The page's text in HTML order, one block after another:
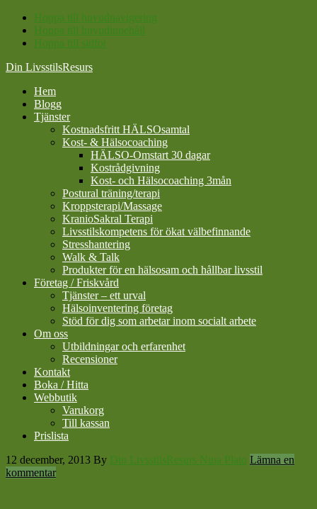
Hoppa till huvudnavigering
Hoppa till huvudinnehåll
Hoppa till sidfot
Din LivsstilsResurs
Hem
Blogg
Tjänster
Kostnadsfritt HÄLSOsamtal
Kost- & Hälsocoaching
HÄLSO-Omstart 30 dagar
Kostrådgivning
Kost- och Hälsocoaching 3mån
Postural träning/terapi
Kroppsterapi/Massage
KranioSakral Terapi
Livsstilskompetens för ökat välbefinnande
Stresshantering
Walk & Talk
Produkter för en hälsosam och hållbar livsstil
Företag / Friskvård
Tjänster – ett urval
Hälsoinventering företag
Stöd för dig som arbetar inom socialt arbete
Om oss
Utbildningar och erfarenhet
Recensioner
Kontakt
Boka / Hitta
Webbutik
Varukorg
Till kassan
Prislista
12 december, 2013 By Din LivsstilsResurs Nina Plato Lämna en
kommentar